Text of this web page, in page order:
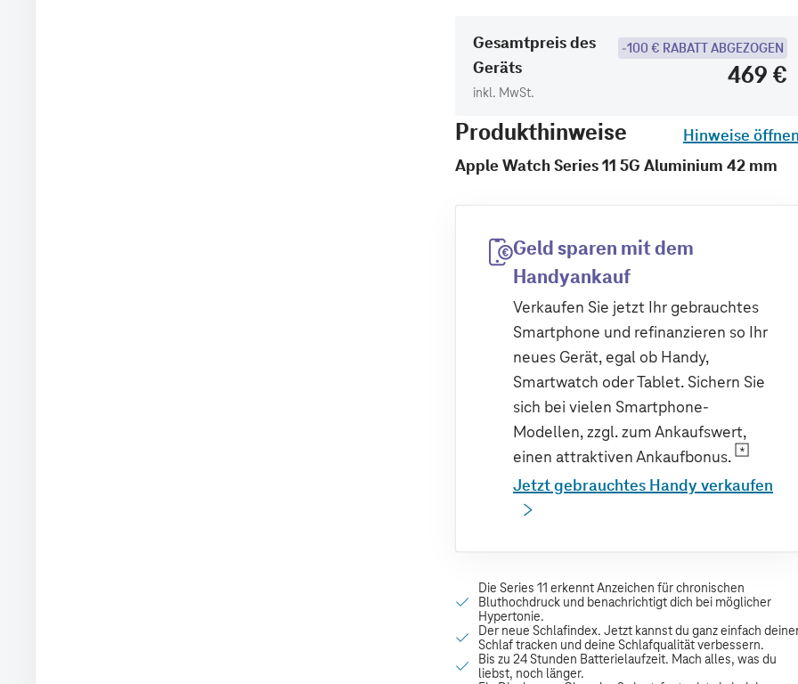
Gesamtpreis des
Geräts
inkl. MwSt.
-100 € RABATT ABGEZOGEN
469 €
Produkthinweise
Hinweise
Apple Watch Series 11 5G Aluminium 42 mm
Geld sparen mit dem
Handyankauf
Verkaufen Sie jetzt Ihr gebrauchtes
Smartphone und refinanzieren so Ihr
neues Gerät, egal ob Handy,
Smartwatch oder Tablet. Sichern Sie
sich bei vielen Smartphone-
Modellen, zzgl. zum Ankaufswert,
einen attraktiven Ankaufbonus.
Jetzt gebrauchtes Handy verkaufen